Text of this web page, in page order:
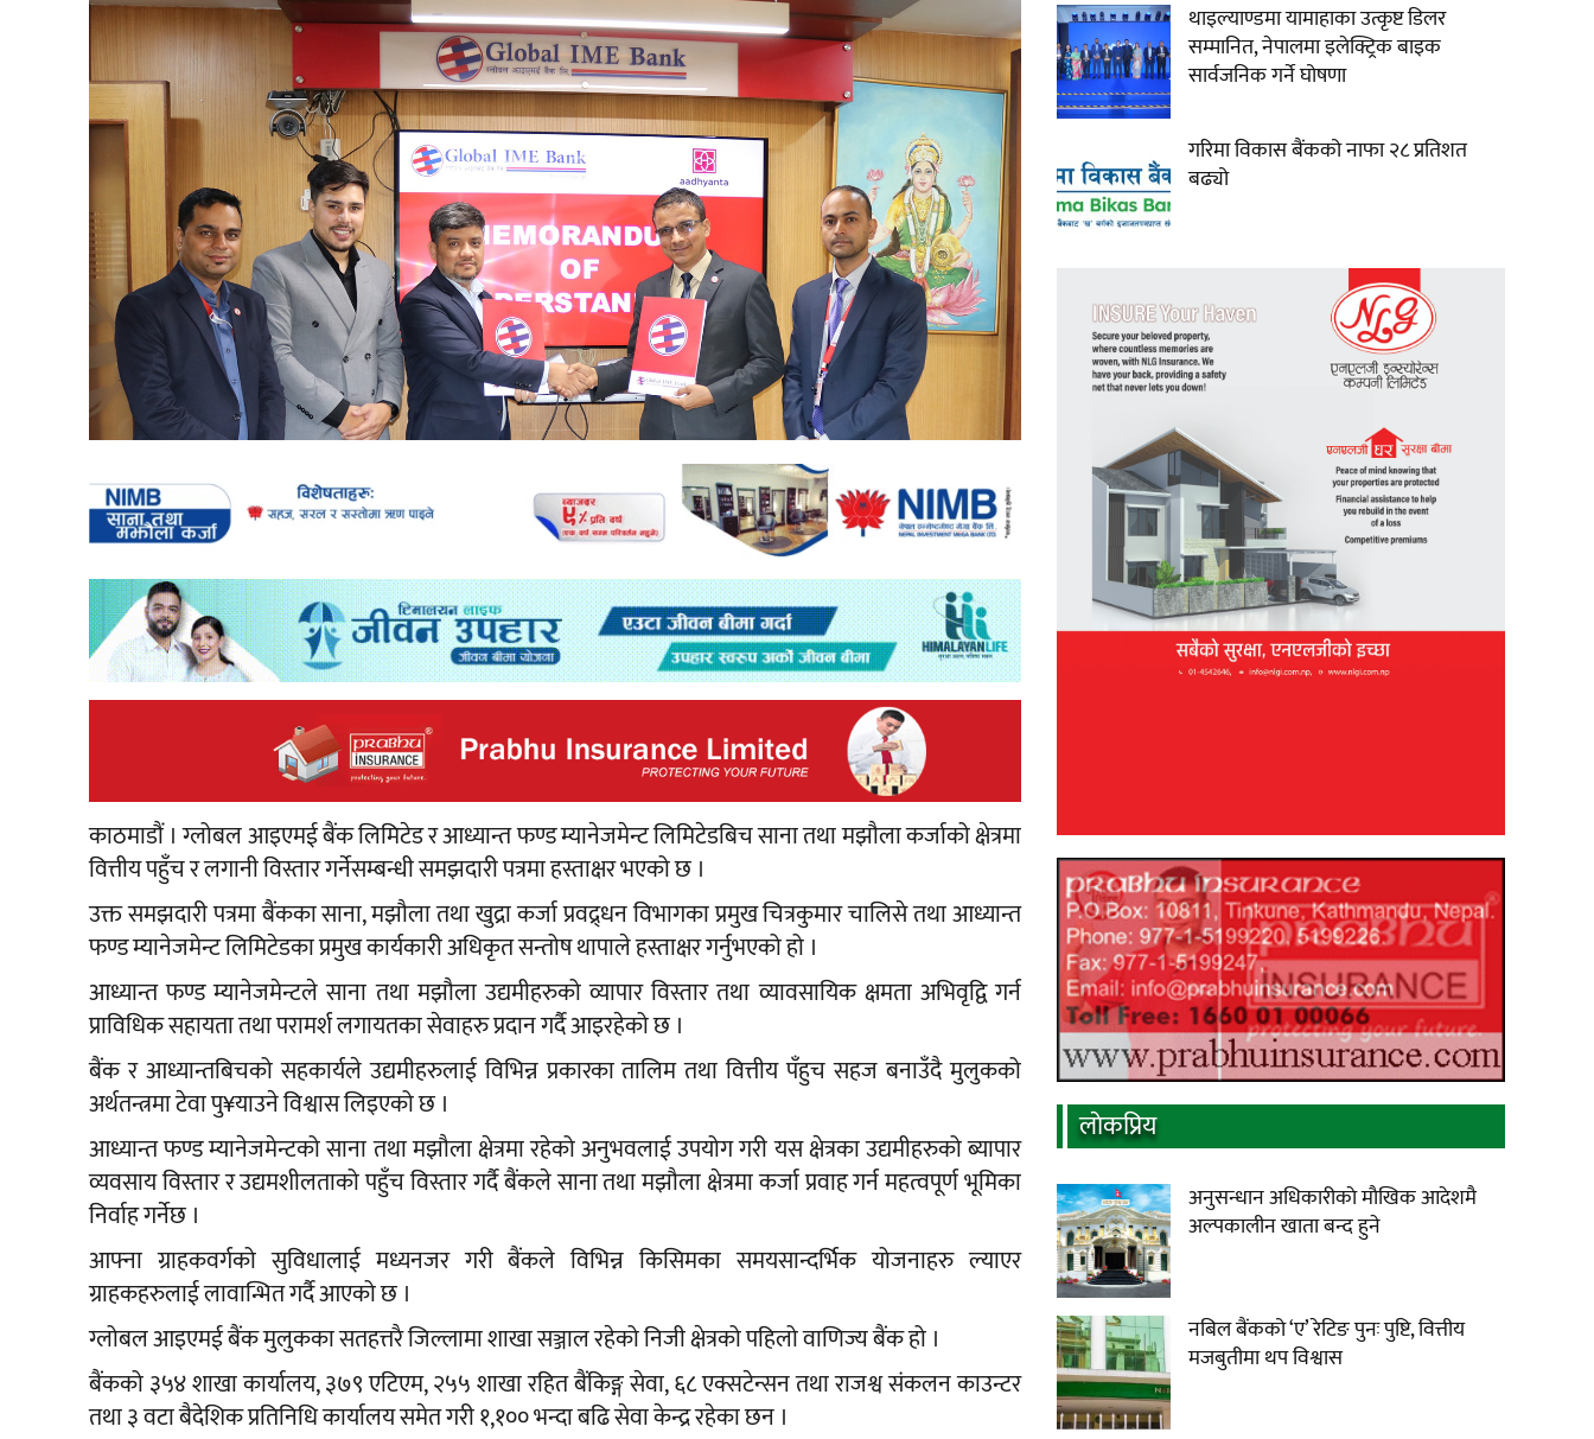
काठमाडौं । ग्लोबल आइएमई बैंक लिमिटेड र आध्यान्त फण्ड म्यानेजमेन्ट लिमिटेडबिच साना तथा मझौला कर्जाको क्षेत्रमा
वित्तीय पहुँच र लगानी विस्तार गर्नेसम्बन्धी समझदारी पत्रमा हस्ताक्षर भएको छ ।
उक्त समझदारी पत्रमा बैंकका साना, मझौला तथा खुद्रा कर्जा प्रवद्र्धन विभागका प्रमुख चित्रकुमार चालिसे तथा आध्यान्त
फण्ड म्यानेजमेन्ट लिमिटेडका प्रमुख कार्यकारी अधिकृत सन्तोष थापाले हस्ताक्षर गर्नुभएको हो ।
आध्यान्त फण्ड म्यानेजमेन्टले साना तथा मझौला उद्यमीहरुको व्यापार विस्तार तथा व्यावसायिक क्षमता अभिवृद्वि गर्न
प्राविधिक सहायता तथा परामर्श लगायतका सेवाहरु प्रदान गर्दै आइरहेको छ ।
बैंक र आध्यान्तबिचको सहकार्यले उद्यमीहरुलाई विभिन्न प्रकारका तालिम तथा वित्तीय पँहुच सहज बनाउँदै मुलुकको
अर्थतन्त्रमा टेवा पु¥याउने विश्वास लिइएको छ ।
आध्यान्त फण्ड म्यानेजमेन्टको साना तथा मझौला क्षेत्रमा रहेको अनुभवलाई उपयोग गरी यस क्षेत्रका उद्यमीहरुको ब्यापार
व्यवसाय विस्तार र उद्यमशीलताको पहुँच विस्तार गर्दै बैंकले साना तथा मझौला क्षेत्रमा कर्जा प्रवाह गर्न महत्वपूर्ण भूमिका
निर्वाह गर्नेछ ।
आफ्ना ग्राहकवर्गको सुविधालाई मध्यनजर गरी बैंकले विभिन्न किसिमका समयसान्दर्भिक योजनाहरु ल्याएर
ग्राहकहरुलाई लावान्भित गर्दै आएको छ ।
ग्लोबल आइएमई बैंक मुलुकका सतहत्तरै जिल्लामा शाखा सञ्जाल रहेको निजी क्षेत्रको पहिलो वाणिज्य बैंक हो ।
बैंकको ३५४ शाखा कार्यालय, ३७९ एटिएम, २५५ शाखा रहित बैंकिङ्ग सेवा, ६८ एक्सटेन्सन तथा राजश्व संकलन काउन्टर
तथा ३ वटा बैदेशिक प्रतिनिधि कार्यालय समेत गरी १,१०० भन्दा बढि सेवा केन्द्र रहेका छन ।
थाइल्याण्डमा यामाहाका उत्कृष्ट डिलर
सम्मानित, नेपालमा इलेक्ट्रिक बाइक
सार्वजनिक गर्ने घोषणा
गरिमा विकास बैंकको नाफा २८ प्रतिशत
बढ्यो
लाेकप्रिय
अनुसन्धान अधिकारीकाे माैखिक आदेशमै
अल्पकालीन खाता बन्द हुने
नबिल बैंकको ‘ए’ रेटिङ पुनः पुष्टि, वित्तीय
मजबुतीमा थप विश्वास